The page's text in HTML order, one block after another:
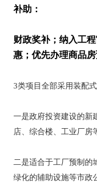
补助：
财政奖补；纳入工
惠；优先办理商品
3类项目全部采用装配式
一是政府投资建设的新
店、综合楼、工业厂房
二是适合于工厂预制的
绿化的辅助设施等市政